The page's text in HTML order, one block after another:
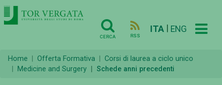
CERCA RSS
ITA ENG
Home Offerta Formativa
Corsi di laurea a ciclo unico
Medicine and Surgery
Schede anni precedenti